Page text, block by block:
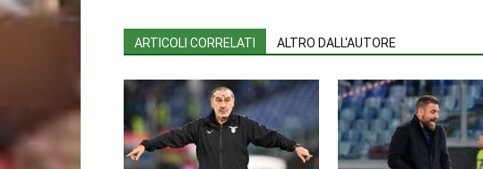
ARTICOLI CORRELATI ALTRO DALL'AUTORE